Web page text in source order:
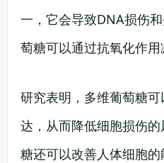
一，它会导致DNA损伤
萄糖可以通过抗氧化作用
研究表明，多维葡萄糖
达，从而降低细胞损伤
糖还可以改善人体细胞